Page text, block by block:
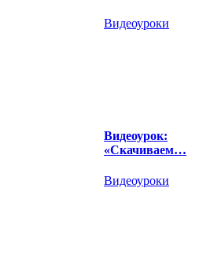
Видеоуроки
Видеоурок:
«Скачиваем…
Видеоуроки